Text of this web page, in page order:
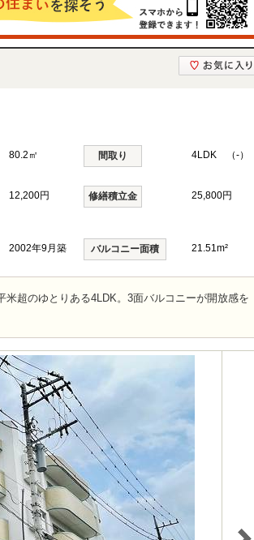
80.2㎡ 間取り 4LDK （-）
12,200円 修繕積立金 25,800円
2002年9月築 バルコニー面積 21.51m²
超のゆとりある4LDK。3面バルコニーが開放感を